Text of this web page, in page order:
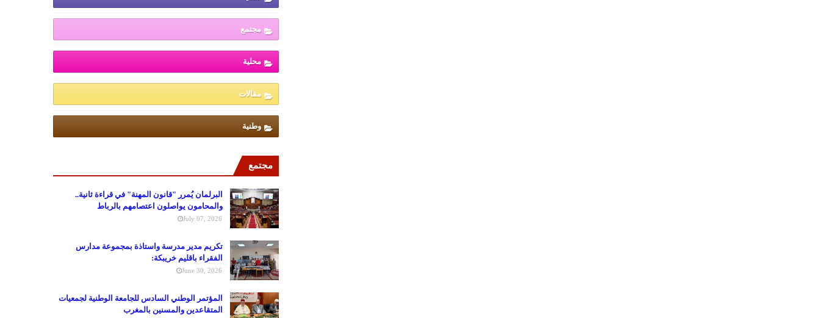
مجتمع
محلية
مقالات
وطنية
مجتمع
البرلمان يُمرر "قانون المهنة" في قراءة ثانية..
والمحامون يواصلون اعتصامهم بالرباط
July 07, 2026
تكريم مدير مدرسة واستاذة بمجموعة مدارس
الفقراء باقليم خريبكة:
June 30, 2026
المؤتمر الوطني السادس للجامعة الوطنية لجمعيات
المتقاعدين والمسنين بالمغرب